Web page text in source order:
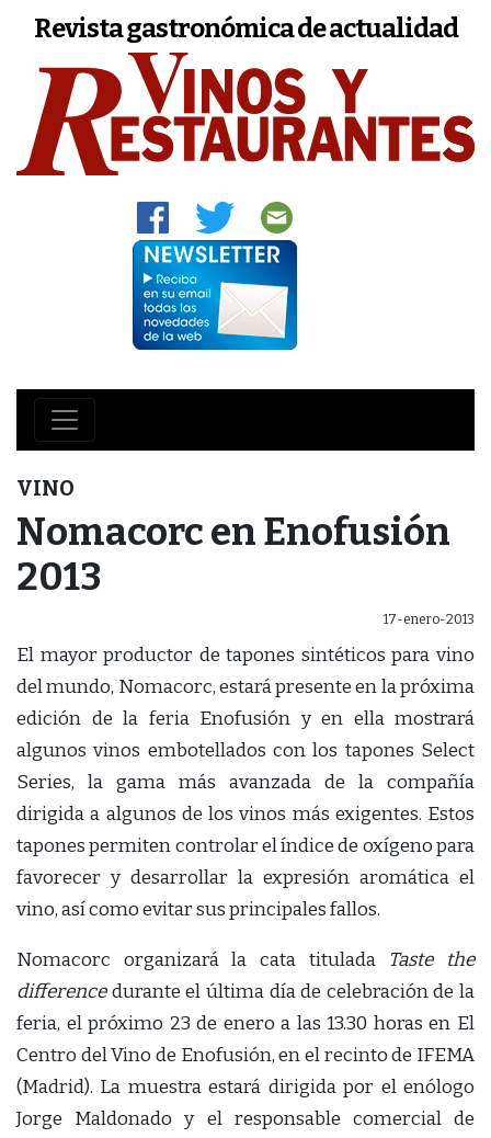
Revista gastronómica de actualidad
VINO
Nomacorc en Enofusión
2013
17-enero-2013
El mayor productor de tapones sintéticos para vino
del mundo, Nomacorc, estará presente en la próxima
edición de la feria Enofusión y en ella mostrará
algunos vinos embotellados con los tapones Select
Series, la gama más avanzada de la compañía
dirigida a algunos de los vinos más exigentes. Estos
tapones permiten controlar el índice de oxígeno para
favorecer y desarrollar la expresión aromática el
vino, así como evitar sus principales fallos.
Nomacorc organizará la cata titulada Taste the
differencedurante el última día de celebración de la
feria, el próximo 23 de enero a las 13.30 horas en El
Centro del Vino de Enofusión, en el recinto de IFEMA
(Madrid). La muestra estará dirigida por el enólogo
Jorge Maldonado y el responsable comercial de